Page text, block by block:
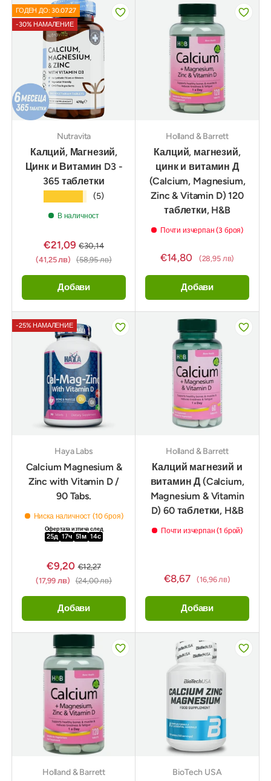
ГОДЕН ДО: 30.07.27
-30% НАМАЛЕНИЕ
Nutravita
Калций, Магнезий,
Цинк и Витамин D3 -
365 таблетки
(5)
В наличност
€21,09 €30,14
(41,25 лв) (58,95 лв)
Добави
Holland & Barrett
Калций, магнезий,
цинк и витамин Д
(Calcium, Magnesium,
Zinc & Vitamin D) 120
таблетки, H&B
Почти изчерпан (3 броя)
€14,80 (28,95 лв)
Добави
-25% НАМАЛЕНИЕ
Haya Labs
Calcium Magnesium &
Zinc with Vitamin D /
90 Tabs.
Ниска наличност (10 броя)
Офертата изтича след
25д 17ч 51м 12с
€9,20 €12,27
(17,99 лв) (24,00 лв)
Добави
Holland & Barrett
Калций магнезий и
витамин Д (Calcium,
Magnesium & Vitamin
D) 60 таблетки, H&B
Почти изчерпан (1 брой)
€8,67 (16,96 лв)
Добави
Holland & Barrett BioTech USA